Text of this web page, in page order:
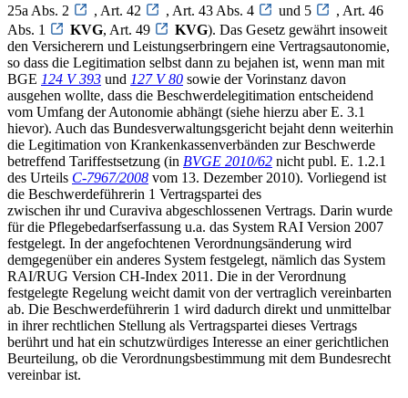
25a Abs. 2
, Art. 42 , Art. 43 Abs. 4 und 5
, Art. 46
Abs. 1
KVG, Art. 49 KVG). Das Gesetz gewährt insoweit
den Versicherern und Leistungserbringern eine Vertragsautonomie,
so dass die Legitimation selbst dann zu bejahen ist, wenn man mit
BGE 124 V 393 und 127 V 80 sowie der Vorinstanz davon
ausgehen wollte, dass die Beschwerdelegitimation entscheidend
vom Umfang der Autonomie abhängt (siehe hierzu aber E. 3.1
hievor). Auch das Bundesverwaltungsgericht bejaht denn weiterhin
die Legitimation von Krankenkassenverbänden zur Beschwerde
betreffend Tariffestsetzung (in BVGE 2010/62 nicht publ. E. 1.2.1
des Urteils C-7967/2008 vom 13. Dezember 2010). Vorliegend ist
die Beschwerdeführerin 1 Vertragspartei des
zwischen ihr und Curaviva abgeschlossenen Vertrags. Darin wurde
für die Pflegebedarfserfassung u.a. das System RAI Version 2007
festgelegt. In der angefochtenen Verordnungsänderung wird
demgegenüber ein anderes System festgelegt, nämlich das System
RAI/RUG Version CH-Index 2011. Die in der Verordnung
festgelegte Regelung weicht damit von der vertraglich vereinbarten
ab. Die Beschwerdeführerin 1 wird dadurch direkt und unmittelbar
in ihrer rechtlichen Stellung als Vertragspartei dieses Vertrags
berührt und hat ein schutzwürdiges Interesse an einer gerichtlichen
Beurteilung, ob die Verordnungsbestimmung mit dem Bundesrecht
vereinbar ist.